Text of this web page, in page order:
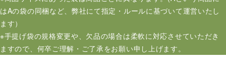
はAの袋の同梱など、弊社にて指定・ルールに基づいて運営いたし
ます）
※手提げ袋の規格変更や、欠品の場合は柔軟に対応させていただき
ますので、何卒ご理解・ご了承をお願い申し上げます。